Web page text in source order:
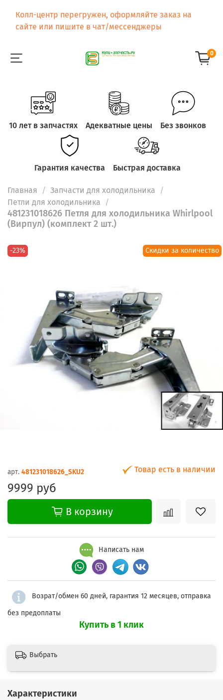
Колл-центр перегружен, оформляйте заказ на
сайте или пишите в чат/мессенджеры
0
10 лет в запчастях Адекватные цены Без звонков
Гарантия качества Быстрая доставка
Главная
Запчасти для холодильника
Петли для холодильника
481231018626 Петля для холодильника Whirlpool
(Вирпул) (комплект 2 шт.)
-23% Скидки за количество
арт. 481231018626_SKU2 Товар есть в наличии
9999 руб
В корзину
Написать нам
Возрат/обмен 60 дней, гарантия 12 месяцев, отправка
без предоплаты
Купить в 1 клик
Выбрать
Характеристики